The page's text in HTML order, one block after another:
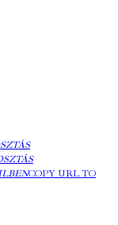
COPY URL TO